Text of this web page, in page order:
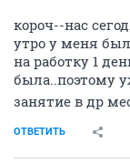
короч--нас
утро у меня
на работку 1
была..поэтому
занятие в др
ОТВЕТИТЬ